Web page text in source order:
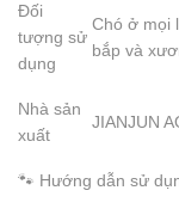
Đối
tượng sử
dụng
Chó ở mọi
bắp và
Nhà sản
xuất
JIANJUN
🐾 Hướng dẫn sử